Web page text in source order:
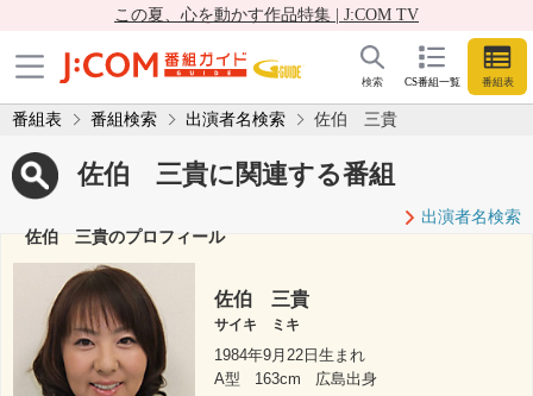
この夏、心を動かす作品特集 | J:COM TV
CS番組一覧 番組表
検索
番組表 番組検索 出演者名検索 佐伯 三貴
佐伯 三貴に関連する番組
出演者名検索
佐伯 三貴のプロフィール
佐伯 三貴
サイキ ミキ
1984年9月22日生まれ
A型
163cm
広島出身